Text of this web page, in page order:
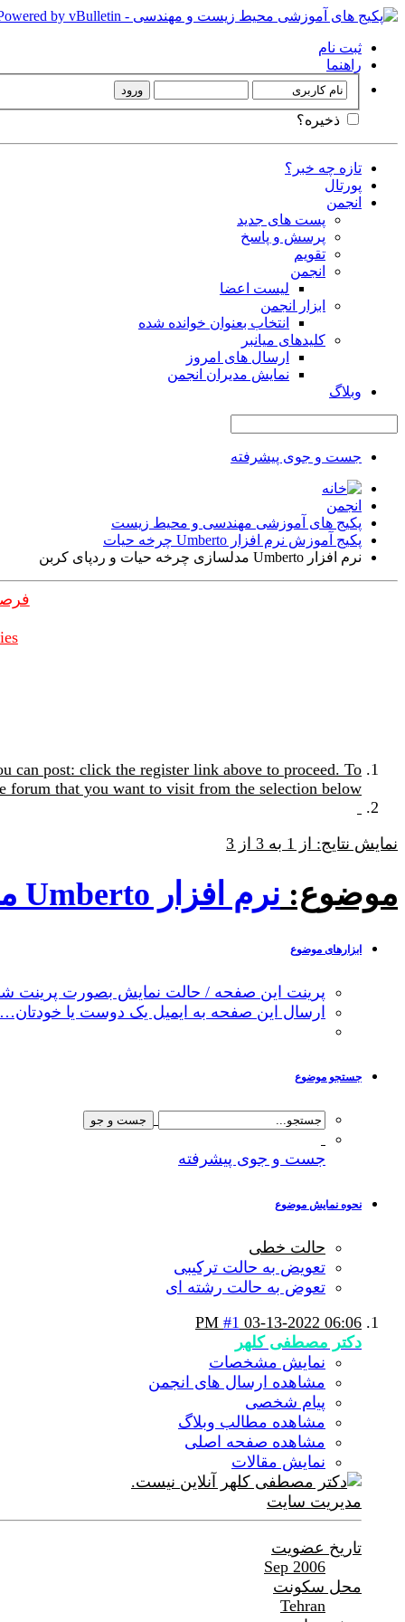
ثبت نام
راهنما
ذخیره؟
تازه چه خبر؟
پورتال
انجمن
پست های جدید
پرسش و پاسخ
تقویم
انجمن
لیست اعضا
ابزار انجمن
انتخاب بعنوان خوانده شده
کلیدهای میانبر
ارسال های امروز
نمایش مدیران انجمن
وبلاگ
جست و جوی پیشرفته
انجمن
پکیج های آموزشی مهندسی و محیط زیست
پکیج آموزش نرم افزار Umberto چرخه حیات
نرم افزار Umberto مدلسازی چرخه حیات و ردپای کربن
can post: click the register link above to proceed. To
forum that you want to visit from the selection below.
نمایش نتایج: از 1 به 3 از 3
موضوع: نرم افزار Umberto مدلسازی چرخه حیات و ردپای کربن
ابزارهای موضوع
پرینت این صفحه / حالت نمایش بصورت پرینت
ارسال این صفحه به ایمیل یک دوست یا خودتان…
جستجو موضوع
جست و جوی پیشرفته
نحوه نمایش موضوع
حالت خطی
تعویض به حالت ترکیبی
تعوض به حالت رشته ای
03-13-2022 06:06 PM
#1
دکتر مصطفی کلهر
نمایش مشخصات
مشاهده ارسال های انجمن
پیام شخصی
مشاهده مطالب وبلاگ
مشاهده صفحه اصلی
نمایش مقالات
مدیریت سایت
تاریخ عضویت
Sep 2006
محل سکونت
Tehran